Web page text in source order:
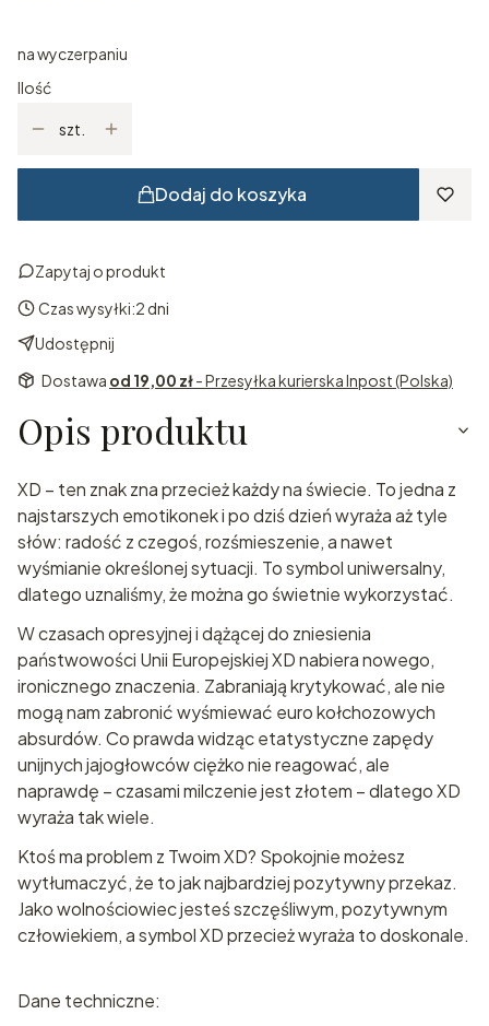
na wyczerpaniu
Ilość
szt.
Dodaj do koszyka
Zapytaj o produkt
Czas wysyłki:2 dni
Udostępnij
Dostawa od 19,00 zł- Przesyłka kurierska Inpost (Polska)
Opis produktu
XD – ten znak zna przecież każdy na świecie. To jedna z
najstarszych emotikonek i po dziś dzień wyraża aż tyle
słów: radość z czegoś, rozśmieszenie, a nawet
wyśmianie określonej sytuacji. To symbol uniwersalny,
dlatego uznaliśmy, że można go świetnie wykorzystać.
W czasach opresyjnej i dążącej do zniesienia
państwowości Unii Europejskiej XD nabiera nowego,
ironicznego znaczenia. Zabraniają krytykować, ale nie
mogą nam zabronić wyśmiewać euro kołchozowych
absurdów. Co prawda widząc etatystyczne zapędy
unijnych jajogłowców ciężko nie reagować, ale
naprawdę – czasami milczenie jest złotem – dlatego XD
wyraża tak wiele.
Ktoś ma problem z Twoim XD? Spokojnie możesz
wytłumaczyć, że to jak najbardziej pozytywny przekaz.
Jako wolnościowiec jesteś szczęśliwym, pozytywnym
człowiekiem, a symbol XD przecież wyraża to doskonale.
Dane techniczne: